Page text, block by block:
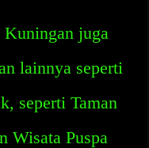
juga
lainnya seperti
seperti Taman
Wisata Puspa